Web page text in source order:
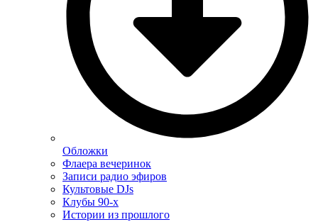
Обложки
Флаера вечеринок
Записи радио эфиров
Культовые DJs
Клубы 90-х
Истории из прошлого